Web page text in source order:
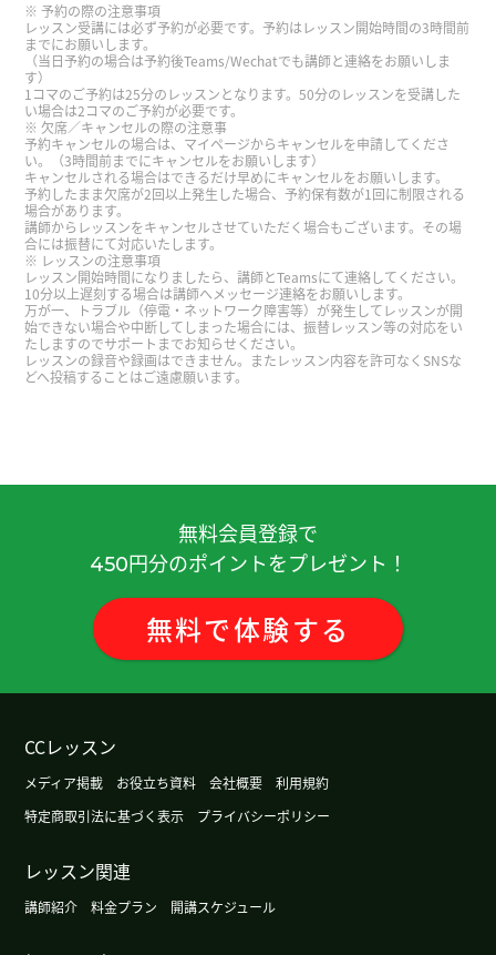
谢谢你( 女性 )
下次再聊吧！( 男性 )
今天的聊天也特别开心，下次再聊吧！( 男性 )
今天也聊得很开心，下次再聊吧！( 男性 )
今天也聊得很开心，下次见！( 男性 )
今天也聊得很开心，下次见！( 男性 )
谢谢你( 女性 )
今天也聊得非常开心，很期待下一节课，下次见！
谢谢你( 女性 )
予約の際の注意事項
レッスン受講には必ず予約が必要です。予約はレッスン開始時間の3時間前
までにお願いします。
（当日予約の場合は予約後Teams/Wechatでも講師と連絡をお願いしま
す）
1コマのご予約は25分のレッスンとなります。50分のレッスンを受講した
い場合は2コマのご予約が必要です。
欠席／キャンセルの際の注意事
予約キャンセルの場合は、マイページからキャンセルを申請してくださ
い。（3時間前までにキャンセルをお願いします）
キャンセルされる場合はできるだけ早めにキャンセルをお願いします。
予約したまま欠席が2回以上発生した場合、予約保有数が1回に制限される
場合があります。
講師からレッスンをキャンセルさせていただく場合もございます。その場
合には振替にて対応いたします。
レッスンの注意事項
レッスン開始時間になりましたら、講師とTeamsにて連絡してください。
10分以上遅刻する場合は講師へメッセージ連絡をお願いします。
万が一、トラブル（停電・ネットワーク障害等）が発生してレッスンが開
始できない場合や中断してしまった場合には、振替レッスン等の対応をい
たしますのでサポートまでお知らせください。
レッスンの録音や録画はできません。またレッスン内容を許可なくSNSな
どへ投稿することはご遠慮願います。
無料会員登録で
450円分のポイントをプレゼント！
無料で体験する
CCレッスン
メディア掲載 お役立ち資料 会社概要
利用規約
特定商取引法に基づく表示
プライバシーポリシー
レッスン関連
講師紹介 料金プラン 開講スケジュール